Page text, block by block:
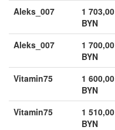
Aleks_007
1 703,00
BYN
Aleks_007
1 700,00
BYN
Vitamin75
1 600,00
BYN
Vitamin75
1 510,00
BYN